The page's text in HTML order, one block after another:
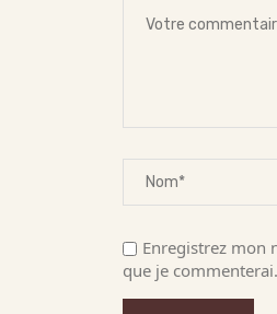
Enregistrez mon
que je commenterai.